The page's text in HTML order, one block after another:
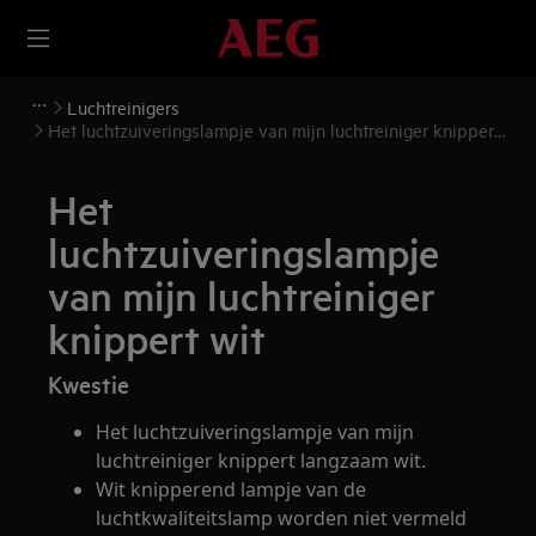
Luchtreinigers
Het luchtzuiveringslampje van mijn luchtreiniger knippert
Het
luchtzuiveringslampje
van mijn luchtreiniger
knippert wit
Kwestie
Het luchtzuiveringslampje van mijn
luchtreiniger knippert langzaam wit.
Wit knipperend lampje van de
luchtkwaliteitslamp worden niet vermeld